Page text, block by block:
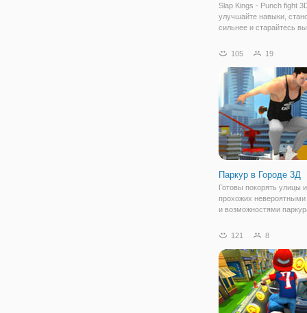
Slap Kings - Punch fight
улучшайте навыки,
сильнее и старайтесь
в нужное время, чтобы
который вам нужен,
105 19
Паркур в Городе 3Д
Готовы покорять улицы
прохожих
и возможностями
игру "Паркур в Городе
жанре "бегалки" и
121 8